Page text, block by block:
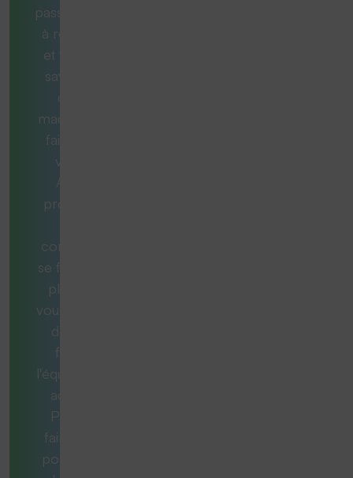
passionnante
à résoudre
et vous ne
savez pas
quelle
machine est
faite pour
vous ?
Aucun
problème.
consultants
se feront un
plaisir de
vous aider et
de vous
fournir
l'équipement
adéquat.
Pour ce
faire, nous
posons les